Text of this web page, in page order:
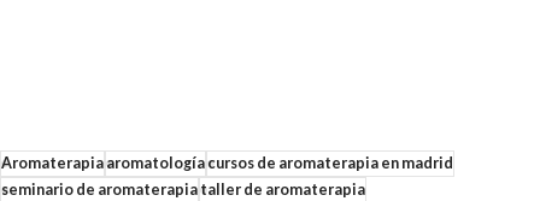
Aromaterapiaaromatologíacursos de aromaterapia en madrid
seminario de aromaterapiataller de aromaterapia